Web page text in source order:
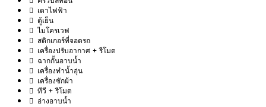
เตาไฟฟ้า
ตู้เย็น
ไมโครเวฟ
สติกเกอร์ที่จอดรถ
เครื่องปรับอากาศ + รีโมต
ฉากกั้นอาบน้ำ
เครื่องทำน้ำอุ่น
เครื่องซักผ้า
ทีวี + รีโมต
อ่างอาบน้ำ